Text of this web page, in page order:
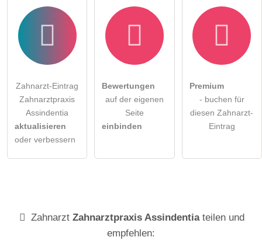
Zahnarzt-Eintrag
Zahnarztpraxis
Assindentia
aktualisieren
oder verbessern
Bewertungen
auf der eigenen
Seite
einbinden
Premium
- buchen für
diesen Zahnarzt-
Eintrag
ZahnarztZahnarztpraxis Assindentiateilen und
empfehlen: